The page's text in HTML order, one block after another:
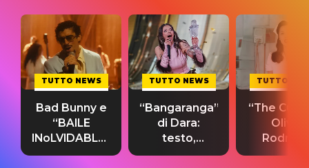
TUTTO NEWS
Bad Bunny e
“BAILE
INoLVIDABLE”:
testo,
TUTTO NEWS
“Bangaranga”
di Dara:
testo,
traduzione e
TUTTO
“The
Olivia
testo,